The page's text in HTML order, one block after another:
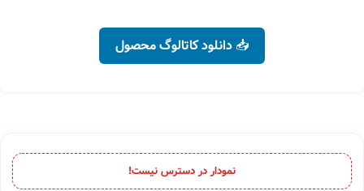
📥 دانلود کاتالوگ محصول
نمودار در دسترس نیست!